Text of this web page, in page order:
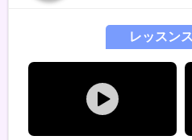
レッスン